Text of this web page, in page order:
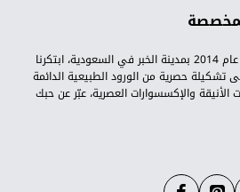
علامة تجارية سعودية تأسست عام 2014 بمدينة الخبر في السعودية، ابتكرنا
تشكيلة حصرية من الورود الطبيعية الدائمة
والإكسسوارات العصرية، عبّر عن حبك